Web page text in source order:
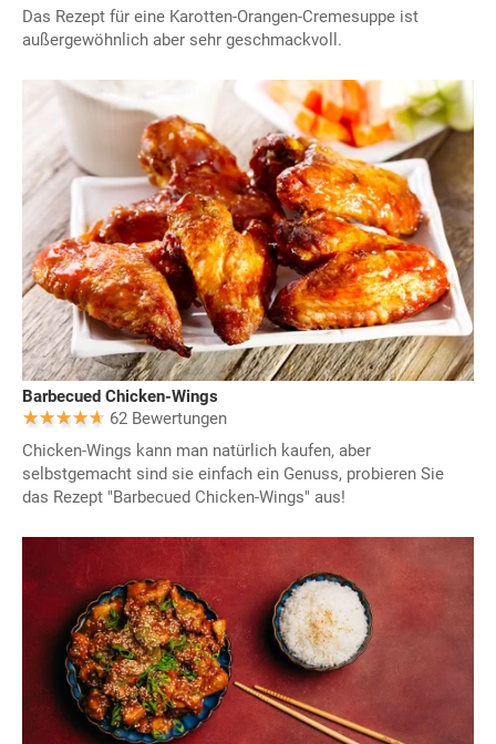
Das Rezept für eine Karotten-Orangen-Cremesuppe ist
außergewöhnlich aber sehr geschmackvoll.
Barbecued Chicken-Wings
62 Bewertungen
Chicken-Wings kann man natürlich kaufen, aber
selbstgemacht sind sie einfach ein Genuss, probieren Sie
das Rezept "Barbecued Chicken-Wings" aus!